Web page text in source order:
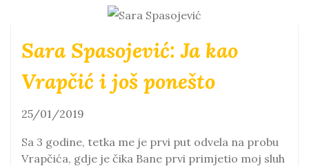
Sara Spasojević: Ja kao
Vrapčić i još ponešto
25/01/2019
Sa 3 godine, tetka me je prvi put odvela na probu
Vrapčića, gdje je čika Bane prvi primjetio moj sluh